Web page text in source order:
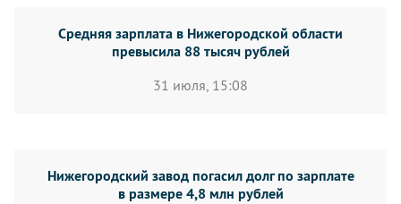
Средняя зарплата в Нижегородской области
превысила 88 тысяч рублей
31 июля, 15:08
Нижегородский завод погасил долг по зарплате
в размере 4,8 млн рублей